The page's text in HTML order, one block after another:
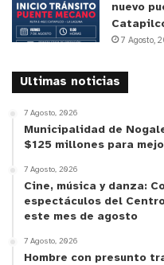
nuevo
7 Agosto,
Ultimas noticias
7 Agosto, 2026
Municipalidad de
$125 millones para
7 Agosto, 2026
Cine, música y danza:
espectáculos del
este mes de agosto
7 Agosto, 2026
Hombre con presunto